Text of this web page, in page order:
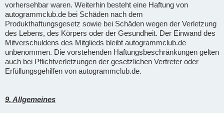
vorhersehbar waren. Weiterhin besteht eine Haftung von
autogrammclub.de bei Schäden nach dem
Produkthaftungsgesetz sowie bei Schäden wegen der Verletzung
des Lebens, des Körpers oder der Gesundheit. Der Einwand des
Mitverschuldens des Mitglieds bleibt autogrammclub.de
unbenommen. Die vorstehenden Haftungsbeschränkungen gelten
auch bei Pflichtverletzungen der gesetzlichen Vertreter oder
Erfüllungsgehilfen von autogrammclub.de.
9. Allgemeines